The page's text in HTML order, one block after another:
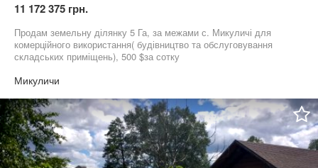
11 172 375 грн.
Продам земельну ділянку 5 Га, за межами с. Микуличі для
комерційного використання( будівництво та обслуговування
складських приміщень), 500 $за сотку
Микуличи